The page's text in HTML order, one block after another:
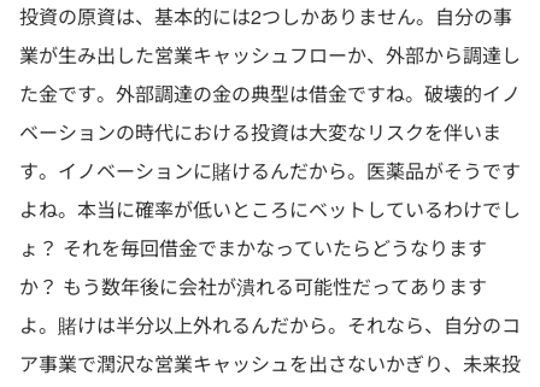
投資の原資は、基本的には2つしかありません。自分の事
業が生み出した営業キャッシュフローか、外部から調達し
た金です。外部調達の金の典型は借金ですね。破壊的イノ
ベーションの時代における投資は大変なリスクを伴いま
す。イノベーションに賭けるんだから。医薬品がそうです
よね。本当に確率が低いところにベットしているわけでし
ょ？ それを毎回借金でまかなっていたらどうなります
か？ もう数年後に会社が潰れる可能性だってあります
よ。賭けは半分以上外れるんだから。それなら、自分のコ
ア事業で潤沢な営業キャッシュを出さないかぎり、未来投